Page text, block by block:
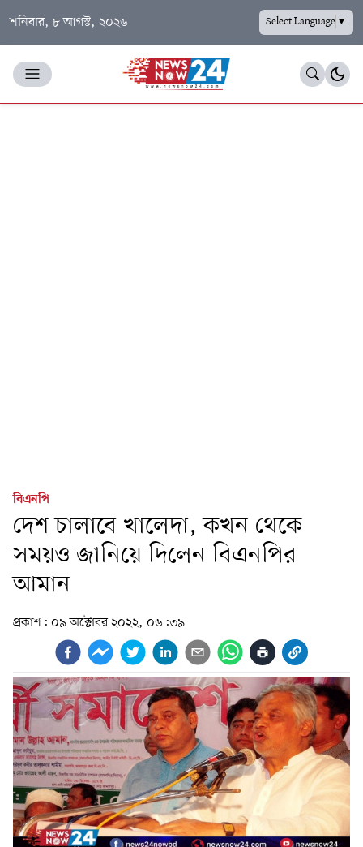
শনিবার, ৮ আগস্ট, ২০২৬ Select Language▼
বিএনপি
দেশ চালাবে খালেদা, কখন থেকে
সময়ও জানিয়ে দিলেন বিএনপির
আমান
প্রকাশ: ০৯ অক্টোবর ২০২২, ০৬:৩৯